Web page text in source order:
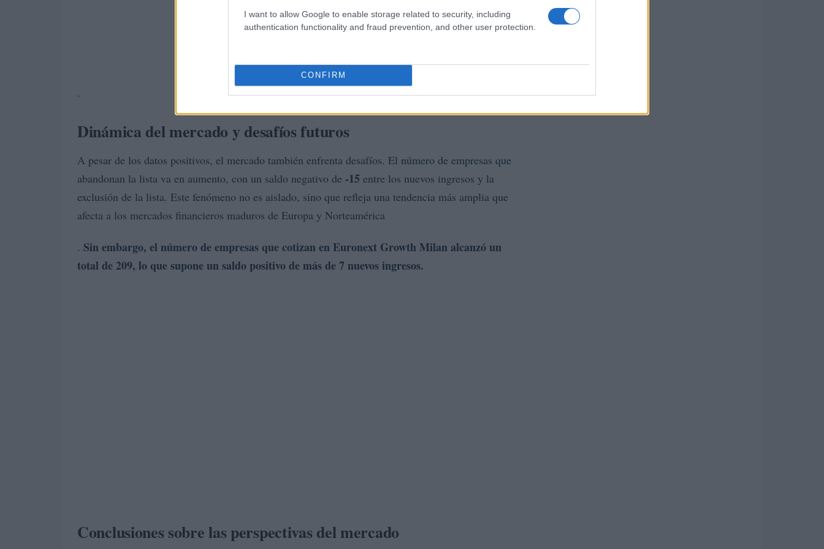
I want to allow Google to enable storage related to security, including
authentication functionality and fraud prevention, and other user protection.
CONFIRM
.
Dinámica del mercado y desafíos futuros
A pesar de los datos positivos, el mercado también enfrenta desafíos. El número de empresas que
abandonan la lista va en aumento, con un saldo negativo de -15 entre los nuevos ingresos y la
exclusión de la lista. Este fenómeno no es aislado, sino que refleja una tendencia más amplia que
afecta a los mercados financieros maduros de Europa y Norteamérica
. Sin embargo, el número de empresas que cotizan en Euronext Growth Milan alcanzó un
total de209, lo que supone un saldo positivo de más de 7 nuevos ingresos.
Conclusiones sobre las perspectivas del mercado